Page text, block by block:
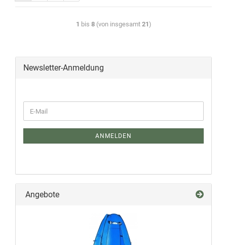
1 bis 8(von insgesamt 21)
Newsletter-Anmeldung
ANMELDEN
Angebote